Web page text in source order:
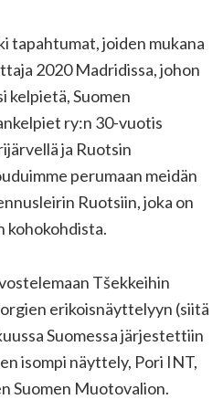
tapahtumat, joiden mukana
2020 Madridissa, johon
kelpietä, Suomen
ry:n 30-vuotis
ja Ruotsin
perumaan meidän
Ruotsiin, joka on
kohokohdista.
Tšekkeihin
erikoisnäyttelyyn (siitä
Suomessa järjestettiin
isompi näyttely, Pori INT,
Suomen Muotovalion.